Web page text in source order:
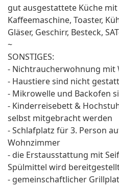
gut ausgestattete Küche mit
Kaffeemaschine, Toaster,
Gläser, Geschirr, Besteck,
~
SONSTIGES:
- Nichtraucherwohnung mit
- Haustiere sind nicht
- Mikrowelle und Backofen
- Kinderreisebett &
selbst mitgebracht werden
- Schlafplatz für 3. Person
Wohnzimmer
- die Erstausstattung mit
Spülmittel wird
- gemeinschaftlicher